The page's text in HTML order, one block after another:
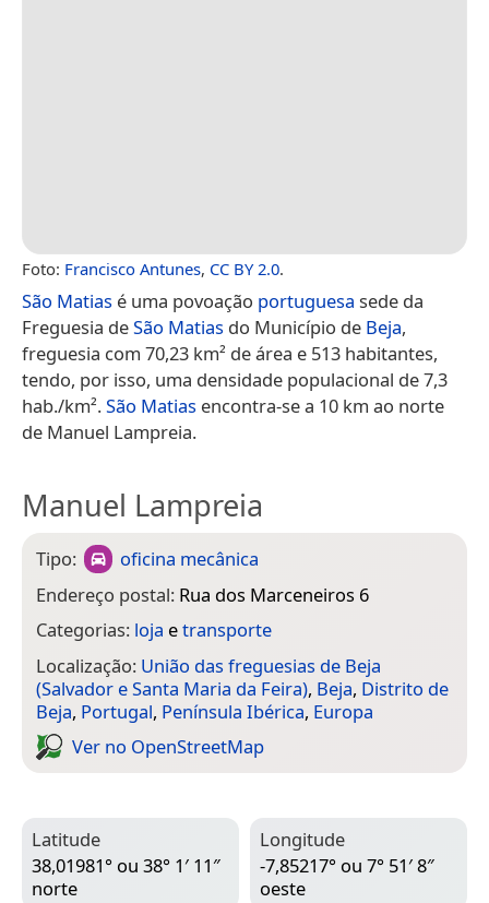
Foto: Francisco Antunes, CC BY 2.0.
São Matias é uma povoação portuguesa sede da
Freguesia deSão Matias do Município de Beja,
freguesia com 70,23 km² de área e 513 habitantes,
tendo, por isso, uma densidade populacional de 7,3
hab./km².São Matias encontra-se a 10 km ao norte
de Manuel Lampreia.
Manuel Lampreia
Tipo:
oficina mecânica
Endereço postal: Rua dos Marceneiros 6
Categorias: loja etransporte
Localização: União das freguesias de Beja
(Salvador e Santa Maria da Feira), Beja, Distrito de
Beja, Portugal, Península Ibérica, Europa
Ver no Open­Street­Map
Latitude
38,01981° ou 38° 1′ 11″
norte
Longitude
-7,85217° ou 7° 51′ 8″
oeste